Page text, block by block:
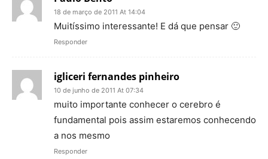
18 de março de 2011 At 14:04
Muitíssimo interessante! E dá que pensar 🙂
Responder
igliceri fernandes pinheiro
10 de junho de 2011 At 07:34
muito importante conhecer o cerebro é
fundamental pois assim estaremos conhecendo
a nos mesmo
Responder